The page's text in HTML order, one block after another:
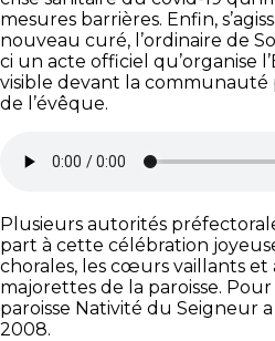
mesures barrières. Enfin,
nouveau curé, l’ordinaire de
ci un acte officiel qu’organise
visible devant la communauté
de l’évêque.
Plusieurs autorités
part à cette célébration
chorales, les cœurs vaillants et
majorettes de la paroisse.
paroisse Nativité du Seigneur
2008.